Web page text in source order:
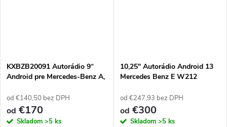
KXBZB20091 Autorádio 9“
Android pre Mercedes-Benz A,
od €140,50 bez DPH
od €170
Skladom >5 ks
10,25" Autorádio Android 13
Mercedes Benz E W212
od €247,93 bez DPH
od €300
Skladom >5 ks